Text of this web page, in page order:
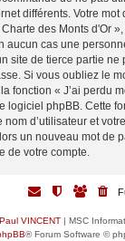
différents. Votre mot
des Monts d'Or
aucun cas une
site de tierce partie
Si vous oubliez le
fonction « J’ai perdu
logiciel phpBB. Cette
d’utilisateur et
un nouveau mot de
de votre compte.
Paul VINCENT| MSC
® Forum Software ©